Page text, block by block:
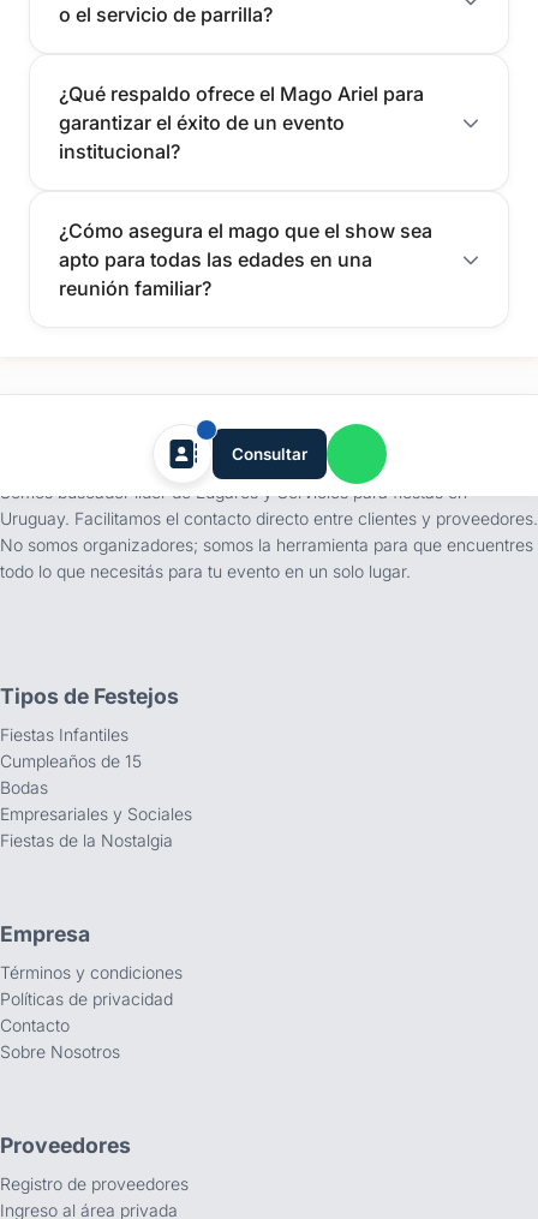
o el servicio de parrilla?
¿Qué respaldo ofrece el Mago Ariel para
garantizar el éxito de un evento
institucional?
¿Cómo asegura el mago que el show sea
apto para todas las edades en una
reunión familiar?
Consultar
tufiesta.com.uy
Somos buscador líder de Lugares y Servicios para fiestas en
Uruguay. Facilitamos el contacto directo entre clientes y proveedores.
No somos organizadores; somos la herramienta para que encuentres
todo lo que necesitás para tu evento en un solo lugar.
Tipos de Festejos
Fiestas Infantiles
Cumpleaños de 15
Bodas
Empresariales y Sociales
Fiestas de la Nostalgia
Empresa
Términos y condiciones
Políticas de privacidad
Contacto
Sobre Nosotros
Proveedores
Registro de proveedores
Ingreso al área privada